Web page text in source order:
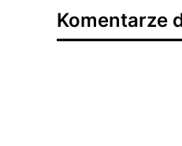
Komentarze